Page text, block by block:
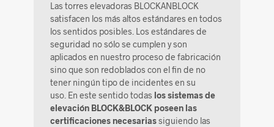
Las torres elevadoras BLOCKANBLOCK
satisfacen los más altos estándares en todos
los sentidos posibles. Los estándares de
seguridad no sólo se cumplen y son
aplicados en nuestro proceso de fabricación
sino que son redoblados con el fin de no
tener ningún tipo de incidentes en su
uso. En este sentido todas los sistemas de
elevación BLOCK&BLOCK poseen las
certificaciones necesariassiguiendo las